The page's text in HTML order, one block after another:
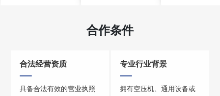
合作条件
合法经营资质
具备合法有效的营业执照
专业行业背景
拥有空压机、通用设备或